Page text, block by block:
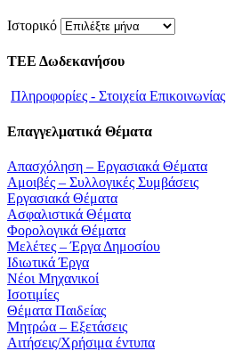
Ιστορικό
ΤΕΕ Δωδεκανήσου
Πληροφορίες - Στοιχεία Επικοινωνίας
Επαγγελματικά Θέματα
Απασχόληση – Εργασιακά Θέματα
Αμοιβές – Συλλογικές Συμβάσεις
Εργασιακά Θέματα
Ασφαλιστικά Θέματα
Φορολογικά Θέματα
Μελέτες – Έργα Δημοσίου
Ιδιωτικά Έργα
Νέοι Μηχανικοί
Ισοτιμίες
Θέματα Παιδείας
Μητρώα – Εξετάσεις
Αιτήσεις/Χρήσιμα έντυπα